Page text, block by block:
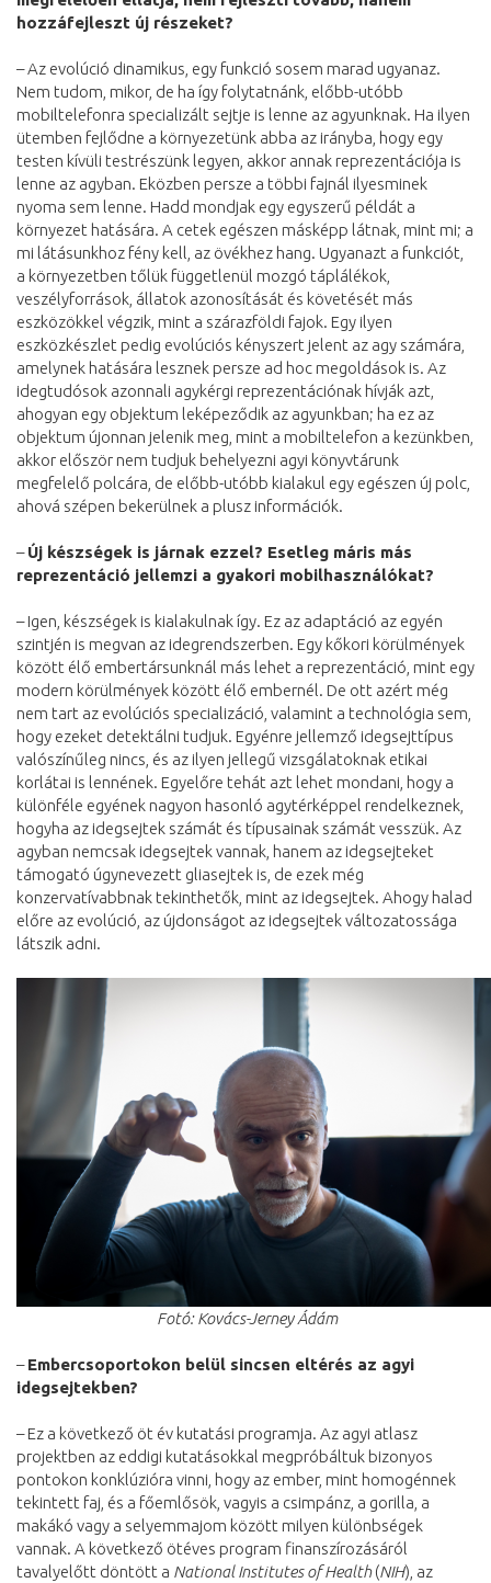
hozzáfejleszt új részeket?
– Az evolúció dinamikus, egy funkció sosem marad ugyanaz.
Nem tudom, mikor, de ha így folytatnánk, előbb-utóbb
mobiltelefonra specializált sejtje is lenne az agyunknak. Ha ilyen
ütemben fejlődne a környezetünk abba az irányba, hogy egy
testen kívüli testrészünk legyen, akkor annak reprezentációja is
lenne az agyban. Eközben persze a többi fajnál ilyesminek
nyoma sem lenne. Hadd mondjak egy egyszerű példát a
környezet hatására. A cetek egészen másképp látnak, mint mi; a
mi látásunkhoz fény kell, az övékhez hang. Ugyanazt a funkciót,
a környezetben tőlük függetlenül mozgó táplálékok,
veszélyforrások, állatok azonosítását és követését más
eszközökkel végzik, mint a szárazföldi fajok. Egy ilyen
eszközkészlet pedig evolúciós kényszert jelent az agy számára,
amelynek hatására lesznek persze ad hoc megoldások is. Az
idegtudósok azonnali agykérgi reprezentációnak hívják azt,
ahogyan egy objektum leképeződik az agyunkban; ha ez az
objektum újonnan jelenik meg, mint a mobiltelefon a kezünkben,
akkor először nem tudjuk behelyezni agyi könyvtárunk
megfelelő polcára, de előbb-utóbb kialakul egy egészen új polc,
ahová szépen bekerülnek a plusz információk.
–Új készségek is járnak ezzel? Esetleg máris más
reprezentáció jellemzi a gyakori mobilhasználókat?
– Igen, készségek is kialakulnak így. Ez az adaptáció az egyén
szintjén is megvan az idegrendszerben. Egy kőkori körülmények
között élő embertársunknál más lehet a reprezentáció, mint egy
modern körülmények között élő embernél. De ott azért még
nem tart az evolúciós specializáció, valamint a technológia sem,
hogy ezeket detektálni tudjuk. Egyénre jellemző idegsejttípus
valószínűleg nincs, és az ilyen jellegű vizsgálatoknak etikai
korlátai is lennének. Egyelőre tehát azt lehet mondani, hogy a
különféle egyének nagyon hasonló agytérképpel rendelkeznek,
hogyha az idegsejtek számát és típusainak számát vesszük. Az
agyban nemcsak idegsejtek vannak, hanem az idegsejteket
támogató úgynevezett gliasejtek is, de ezek még
konzervatívabbnak tekinthetők, mint az idegsejtek. Ahogy halad
előre az evolúció, az újdonságot az idegsejtek változatossága
látszik adni.
Fotó: Kovács-Jerney Ádám
–Embercsoportokon belül sincsen eltérés az agyi
idegsejtekben?
– Ez a következő öt év kutatási programja. Az agyi atlasz
projektben az eddigi kutatásokkal megpróbáltuk bizonyos
pontokon konklúzióra vinni, hogy az ember, mint homogénnek
tekintett faj, és a főemlősök, vagyis a csimpánz, a gorilla, a
makákó vagy a selyemmajom között milyen különbségek
vannak. A következő ötéves program finanszírozásáról
tavalyelőtt döntött a National Institutes of Health(NIH), az